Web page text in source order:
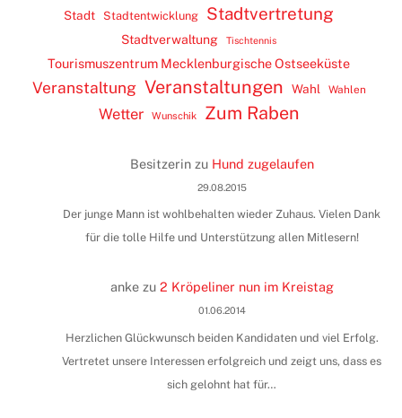
Stadt Stadtentwicklung Stadtvertretung
Stadtverwaltung Tischtennis
Tourismuszentrum Mecklenburgische Ostseeküste
Veranstaltung Veranstaltungen Wahl Wahlen
Wetter Wunschik Zum Raben
Besitzerinzu Hund zugelaufen
29.08.2015
Der junge Mann ist wohlbehalten wieder Zuhaus. Vielen Dank
für die tolle Hilfe und Unterstützung allen Mitlesern!
ankezu 2 Kröpeliner nun im Kreistag
01.06.2014
Herzlichen Glückwunsch beiden Kandidaten und viel Erfolg.
Vertretet unsere Interessen erfolgreich und zeigt uns, dass es
sich gelohnt hat für…